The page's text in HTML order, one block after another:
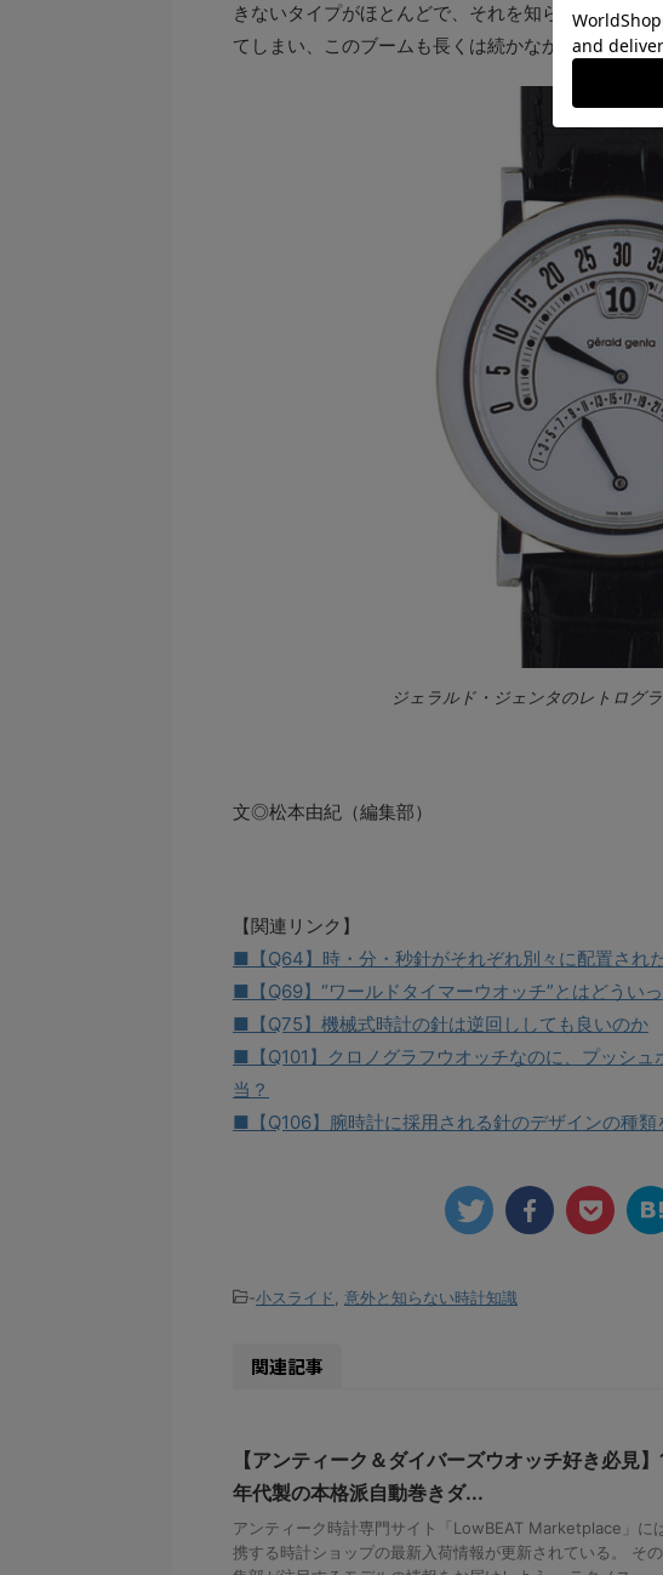
きないタイプがほとんどで、それを知らずに逆回
てしまい、このブームも長くは続かなかった。
ジェラルド・ジェンタのレトログ
文◎松本由紀（編集部）
【関連リンク】
■【Q64】時・分・秒針がそれぞれ別々に配置され
■【Q69】“ワールドタイマーウオッチ”とはどうい
■【Q75】機械式時計の針は逆回ししても良いのか
■【Q101】クロノグラフウオッチなのに、プッシ
当？
■【Q106】腕時計に採用される針のデザインの種類
-小スライド 意外と知らない時計知識
関連記事
【アンティーク＆ダイバーズウオッチ好き必見
年代製の本格派自動巻きダ...
アンティーク時計専門サイト「LowBEAT Marketplace」に
携する時計ショップの最新入荷情報が更新されている。 そ